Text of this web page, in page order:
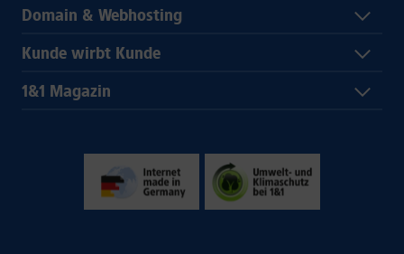
Domain & Webhosting
Kunde wirbt Kunde
1&1 Magazin